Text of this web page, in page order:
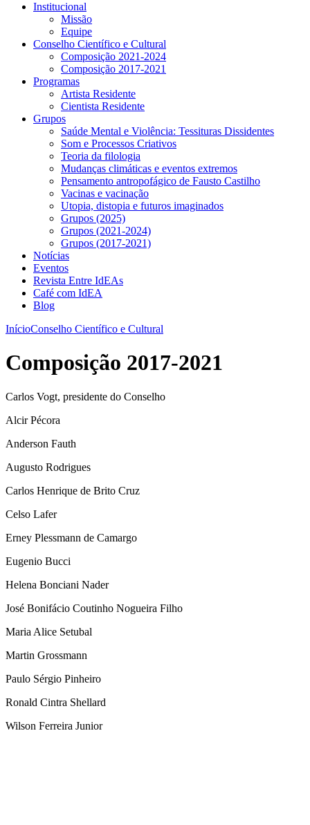
Institucional
Missão
Equipe
Conselho Científico e Cultural
Composição 2021-2024
Composição 2017-2021
Programas
Artista Residente
Cientista Residente
Grupos
Saúde Mental e Violência: Tessituras Dissidentes
Som e Processos Criativos
Teoria da filologia
Mudanças climáticas e eventos extremos
Pensamento antropofágico de Fausto Castilho
Vacinas e vacinação
Utopia, distopia e futuros imaginados
Grupos (2025)
Grupos (2021-2024)
Grupos (2017-2021)
Notícias
Eventos
Revista Entre IdEAs
Café com IdEA
Blog
InícioConselho Científico e Cultural
Composição 2017-2021
Carlos Vogt, presidente do Conselho
Alcir Pécora
Anderson Fauth
Augusto Rodrigues
Carlos Henrique de Brito Cruz
Celso Lafer
Erney Plessmann de Camargo
Eugenio Bucci
Helena Bonciani Nader
José Bonifácio Coutinho Nogueira Filho
Maria Alice Setubal
Martin Grossmann
Paulo Sérgio Pinheiro
Ronald Cintra Shellard
Wilson Ferreira Junior